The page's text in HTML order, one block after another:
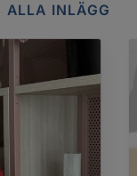
ALLA INLÄGG